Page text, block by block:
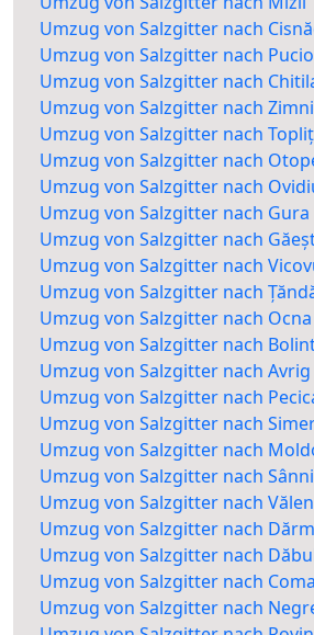
Umzug von Salzgitter nach
Umzug von Salzgitter nach
Umzug von Salzgitter nach
Umzug von Salzgitter nach
Umzug von Salzgitter nach
Umzug von Salzgitter nach
Umzug von Salzgitter nach
Umzug von Salzgitter nach
Umzug von Salzgitter nach
Umzug von Salzgitter nach
Umzug von Salzgitter nach
Umzug von Salzgitter nach
Umzug von Salzgitter nach
Umzug von Salzgitter nach Avrig
Umzug von Salzgitter nach
Umzug von Salzgitter nach
Umzug von Salzgitter nach
Umzug von Salzgitter nach
Umzug von Salzgitter nach
Umzug von Salzgitter nach
Umzug von Salzgitter nach
Umzug von Salzgitter nach
Umzug von Salzgitter nach